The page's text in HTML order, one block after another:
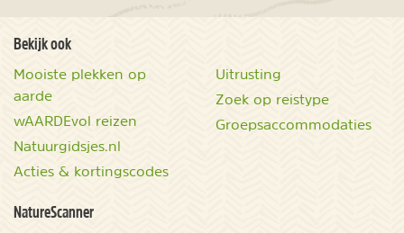
Bekijk ook
Mooiste plekken op
aarde
wAARDEvol reizen
Natuurgidsjes.nl
Acties & kortingscodes
Uitrusting
Zoek op reistype
Groepsaccommodaties
NatureScanner